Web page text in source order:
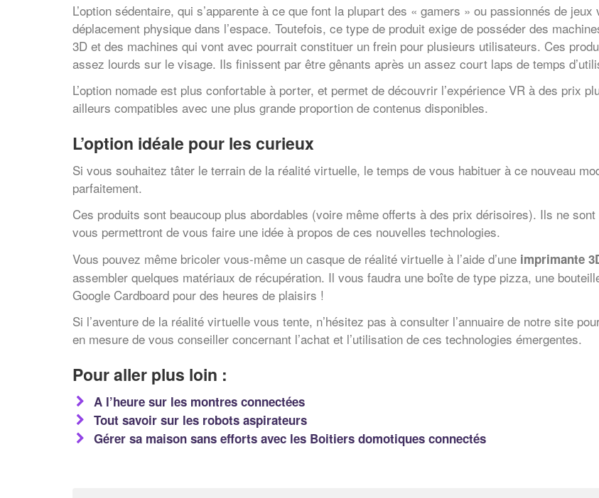
L’option sédentaire, qui s’apparente à ce que font la plupart des « gamers » ou passionnés de
déplacement physique dans l’espace. Toutefois, ce type de produit exige de posséder des
3D et des machines qui vont avec pourrait constituer un frein pour plusieurs utilisateurs. Ces
assez lourds sur le visage. Ils finissent par être gênants après un assez court laps de temps
L’option nomade est plus confortable à porter, et permet de découvrir l’expérience VR à des prix
ailleurs compatibles avec une plus grande proportion de contenus disponibles.
L’option idéale pour les curieux
Si vous souhaitez tâter le terrain de la réalité virtuelle, le temps de vous habituer à ce nouveau
parfaitement.
Ces produits sont beaucoup plus abordables (voire même offerts à des prix dérisoires). Ils ne
vous permettront de vous faire une idée à propos de ces nouvelles technologies.
Vous pouvez même bricoler vous-même un casque de réalité virtuelle à l’aide d’une imprimante
assembler quelques matériaux de récupération. Il vous faudra une boîte de type pizza, une
Google Cardboard pour des heures de plaisirs !
Si l’aventure de la réalité virtuelle vous tente, n’hésitez pas à consulter l’annuaire de notre site
en mesure de vous conseiller concernant l’achat et l’utilisation de ces technologies émergentes.
Pour aller plus loin :
A l’heure sur les montres connectées
Tout savoir sur les robots aspirateurs
Gérer sa maison sans efforts avec les Boitiers domotiques connectés